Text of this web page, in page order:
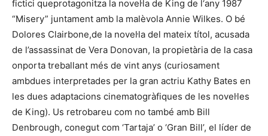
fictici queprotagonitza la novel·la de King de l‘any 1987
“Misery” juntament amb la malèvola Annie Wilkes. O bé
Dolores Clairbone,de la novel·la del mateix títol, acusada
de l’assassinat de Vera Donovan, la propietària de la casa
onporta treballant més de vint anys (curiosament
ambdues interpretades per la gran actriu Kathy Bates en
les dues adaptacions cinematogràfiques de les novel·les
de King). Us retrobareu com no també amb Bill
Denbrough, conegut com ‘Tartaja’ o ‘Gran Bill’, el líder de